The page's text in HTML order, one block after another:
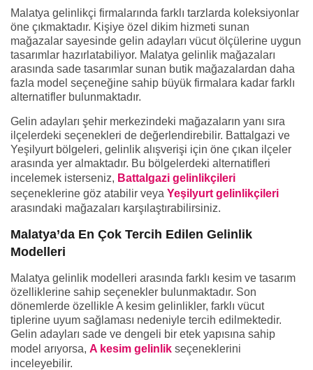
Malatya gelinlikçi firmalarında farklı tarzlarda koleksiyonlar
öne çıkmaktadır. Kişiye özel dikim hizmeti sunan
mağazalar sayesinde gelin adayları vücut ölçülerine uygun
tasarımlar hazırlatabiliyor. Malatya gelinlik mağazaları
arasında sade tasarımlar sunan butik mağazalardan daha
fazla model seçeneğine sahip büyük firmalara kadar farklı
alternatifler bulunmaktadır.
Gelin adayları şehir merkezindeki mağazaların yanı sıra
ilçelerdeki seçenekleri de değerlendirebilir. Battalgazi ve
Yeşilyurt bölgeleri, gelinlik alışverişi için öne çıkan ilçeler
arasında yer almaktadır. Bu bölgelerdeki alternatifleri
incelemek isterseniz, Battalgazi gelinlikçileri
seçeneklerine göz atabilir veya Yeşilyurt gelinlikçileri
arasındaki mağazaları karşılaştırabilirsiniz.
Malatya’da En Çok Tercih Edilen Gelinlik
Modelleri
Malatya gelinlik modelleri arasında farklı kesim ve tasarım
özelliklerine sahip seçenekler bulunmaktadır. Son
dönemlerde özellikle A kesim gelinlikler, farklı vücut
tiplerine uyum sağlaması nedeniyle tercih edilmektedir.
Gelin adayları sade ve dengeli bir etek yapısına sahip
model arıyorsa, A kesim gelinlik seçeneklerini
inceleyebilir.